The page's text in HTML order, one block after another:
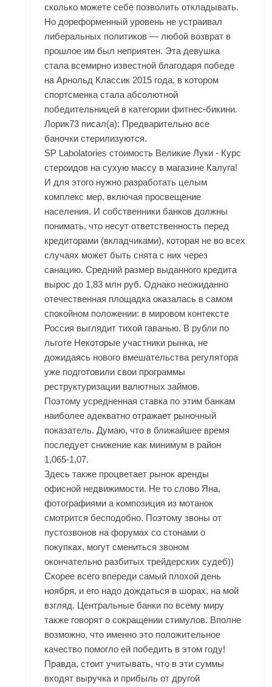
сколько можете себе позволить откладывать.
Но дореформенный уровень не устраивал
либеральных политиков — любой возврат в
прошлое им был неприятен. Эта девушка
стала всемирно известной благодаря победе
на Арнольд Классик 2015 года, в котором
спортсменка стала абсолютной
победительницей в категории фитнес-бикини.
Лорик73 писал(а): Предварительно все
баночки стерилизуются.
SP Labolatories стоимость Великие Луки - Курс
стероидов на сухую массу в магазине Калуга!
И для этого нужно разработать целым
комплекс мер, включая просвещение
населения. И собственники банков должны
понимать, что несут ответственность перед
кредиторами (вкладчиками), которая не во всех
случаях может быть снята с них через
санацию. Средний размер выданного кредита
вырос до 1,83 млн руб. Однако неожиданно
отечественная площадка оказалась в самом
спокойном положении: в мировом контексте
Россия выглядит тихой гаванью. В рубли по
льготе Некоторые участники рынка, не
дожидаясь нового вмешательства регулятора
уже подготовили свои программы
реструктуризации валютных займов.
Поэтому усредненная ставка по этим банкам
наиболее адекватно отражает рыночный
показатель. Думаю, что в ближайшее время
последует снижение как минимум в район
1,065-1,07.
Здесь также процветает рынок аренды
офисной недвижимости. Не то слово Яна,
фотографиями а композиция из мотанок
смотрится бесподобно. Поэтому звоны от
пустозвонов на форумах со стонами о
покупках, могут смениться звоном
окончательно разбитых трейдерских судеб))
Скорее всего впереди самый плохой день
ноября, и его надо дождаться в шорах, на мой
взгляд. Центральные банки по всему миру
также говорят о сокращении стимулов. Вполне
возможно, что именно это положительное
качество помогло ей победить в этом году!
Правда, стоит учитывать, что в эти суммы
входят выручка и прибыль от другой